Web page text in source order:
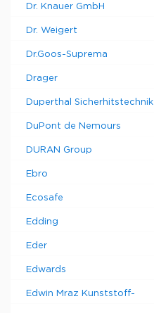
Dr. Knauer GmbH
Dr. Weigert
Dr.Goos-Suprema
Drager
Duperthal Sicherhitstechnik
DuPont de Nemours
DURAN Group
Ebro
Ecosafe
Edding
Eder
Edwards
Edwin Mraz Kunststoff-